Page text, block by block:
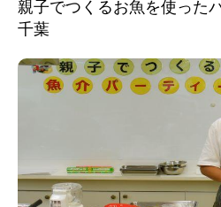
親子でつくるお魚を使った
千葉